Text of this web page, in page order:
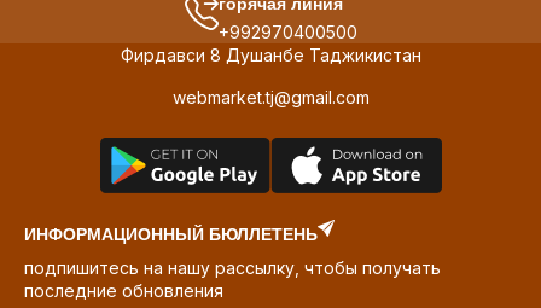
+992970400500
Фирдавси 8 Душанбе Таджикистан
webmarket.tj@gmail.com
ИНФОРМАЦИОННЫЙ БЮЛЛЕТЕНЬ
подпишитесь на нашу рассылку, чтобы получать
последние обновления